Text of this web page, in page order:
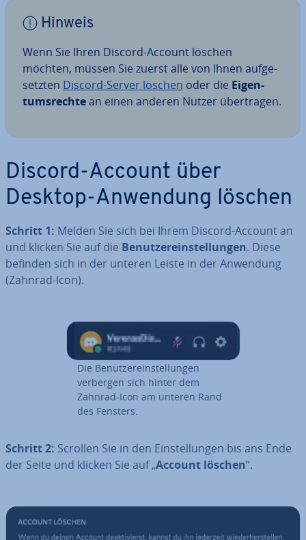
Hinweis
Wenn Sie Ihren Discord-Account löschen
möchten, müssen Sie zuerst alle von Ihnen auf­ge­
setz­ten Discord-Server löschen oder die Ei­gen­
tums­rech­tean einen anderen Nutzer über­tra­gen.
Discord-Account über
Desktop-Anwendung löschen
Schritt 1: Melden Sie sich bei Ihrem Discord-Account an
und klicken Sie auf die Be­nut­zer­ein­stel­lun­gen. Diese
befinden sich in der unteren Leiste in der Anwendung
(Zahnrad-Icon).
Die Be­nut­zer­ein­stel­lun­gen
verbergen sich hinter dem
Zahnrad-Icon am unteren Rand
des Fensters.
Schritt 2: Scrollen Sie in den Ein­stel­lun­gen bis ans Ende
der Seite und klicken Sie auf „Account löschen“.